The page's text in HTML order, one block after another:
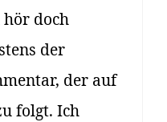
doch
der
der auf
folgt. Ich